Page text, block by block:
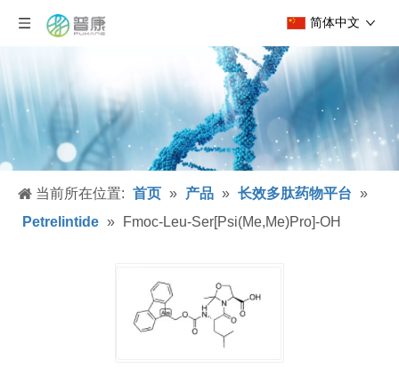
简体中文
当前所在位置: 首页 » 产品 » 长效多肽药物平台 »
Petrelintide » Fmoc-Leu-Ser[Psi(Me,Me)Pro]-OH